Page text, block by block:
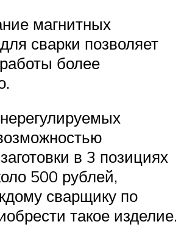
магнитных
сварки позволяет
более
в 3 позициях
500 рублей,
сварщику по
такое изделие.